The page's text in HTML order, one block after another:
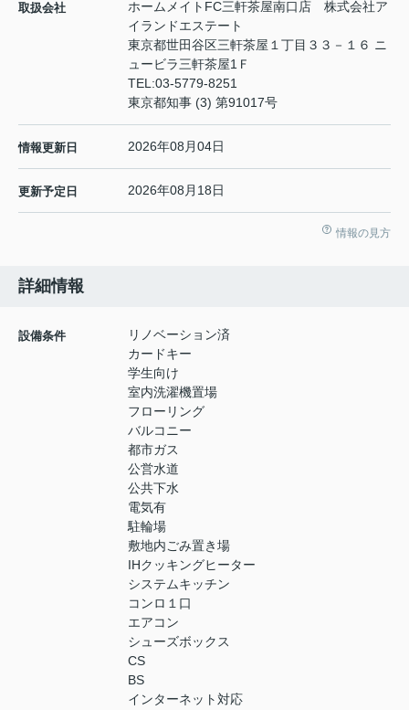
取扱会社
ホームメイトFC三軒茶屋南口店 株式会社ア
イランドエステート
東京都世田谷区三軒茶屋１丁目３３－１６ ニ
ュービラ三軒茶屋1Ｆ
TEL:03-5779-8251
東京都知事 (3) 第91017号
情報更新日 2026年08月04日
更新予定日 2026年08月18日
情報の見方
詳細情報
設備条件
リノベーション済
カードキー
学生向け
室内洗濯機置場
フローリング
バルコニー
都市ガス
公営水道
公共下水
電気有
駐輪場
敷地内ごみ置き場
IHクッキングヒーター
システムキッチン
コンロ１口
エアコン
シューズボックス
CS
BS
インターネット対応